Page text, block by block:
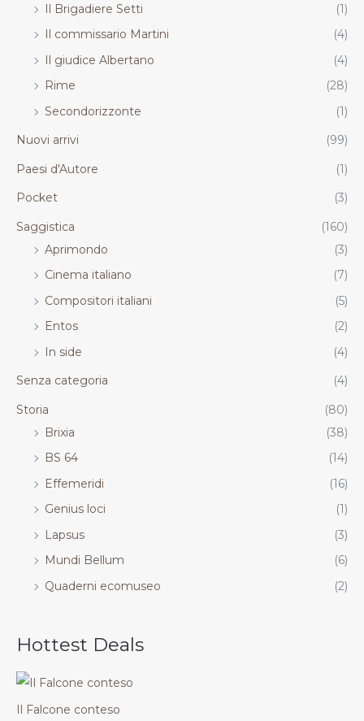
Il Brigadiere Setti
(1)
Il commissario Martini
(4)
Il giudice Albertano
(4)
Rime
(28)
Secondorizzonte
(1)
Nuovi arrivi
(99)
Paesi d'Autore
(1)
Pocket
(3)
Saggistica
(160)
Aprimondo
(3)
Cinema italiano
(7)
Compositori italiani
(5)
Entos
(2)
In side
(4)
Senza categoria
(4)
Storia
(80)
Brixia
(38)
BS 64
(14)
Effemeridi
(16)
Genius loci
(1)
Lapsus
(3)
Mundi Bellum
(6)
Quaderni ecomuseo
(2)
Hottest Deals
Il Falcone conteso